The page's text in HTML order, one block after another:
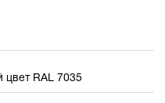
цвет RAL 7035